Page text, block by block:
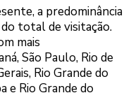
a predominância
total de visitação.
mais
São Paulo, Rio de
Rio Grande do
e Rio Grande do